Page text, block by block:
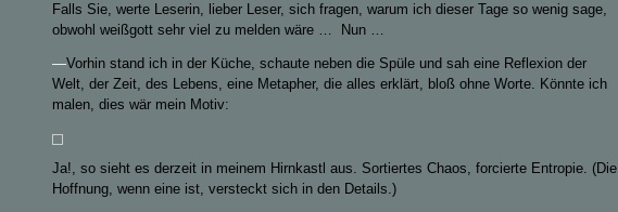
Falls Sie, werte Leserin, lieber Leser, sich fragen, warum ich dieser Tage so wenig sage,
obwohl weißgott sehr viel zu melden wäre … Nun …
—Vorhin stand ich in der Küche, schaute neben die Spüle und sah eine Reflexion der
Welt, der Zeit, des Lebens, eine Metapher, die alles erklärt, bloß ohne Worte. Könnte ich
malen, dies wär mein Motiv:
Ja!, so sieht es derzeit in meinem Hirnkastl aus. Sortiertes Chaos, forcierte Entropie. (Die
Hoffnung, wenn eine ist, versteckt sich in den Details.)